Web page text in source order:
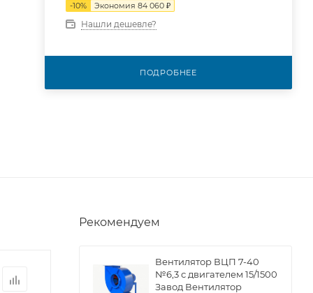
-10% Экономия 84 060 ₽
Нашли дешевле?
ПОДРОБНЕЕ
Рекомендуем
Вентилятор ВЦП 7-40
№6,3 с двигателем 15/1500
Завод Вентилятор